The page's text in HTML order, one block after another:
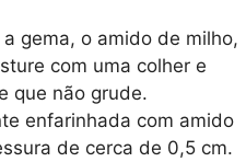
gema, o amido de milho,
com uma colher e
que não grude.
enfarinhada com amido
de cerca de 0,5 cm.